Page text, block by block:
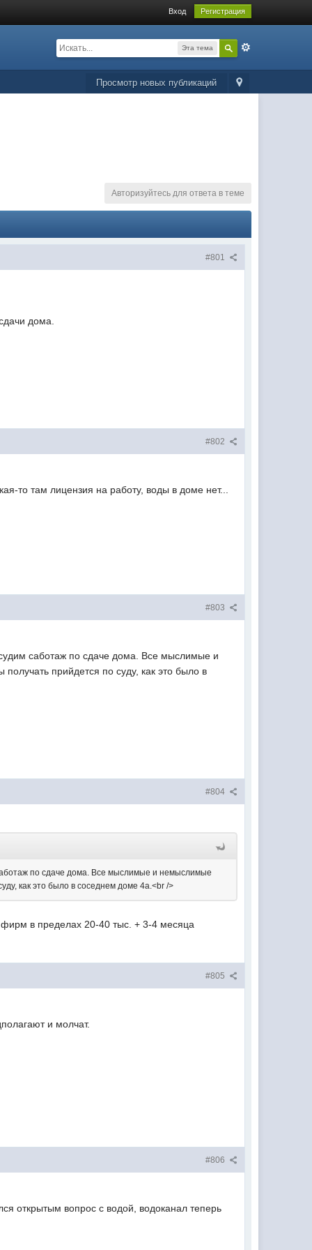
Вход Регистрация
Эта тема
Просмотр новых публикаций
Авторизуйтесь для ответа в теме
#801
дома.
#802
то там лицензия на работу, воды в доме нет...
#803
саботаж по сдаче дома. Все мыслимые и
прийдется по суду, как это было в
#804
по сдаче дома. Все мыслимые и немыслимые
как это было в соседнем доме 4а.<br />
в пределах 20-40 тыс. + 3-4 месяца
#805
и молчат.
#806
открытым вопрос с водой, водоканал теперь